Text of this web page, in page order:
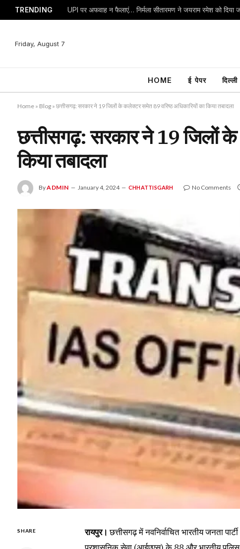
TRENDING
Friday, August 7
HOME ई पेपर
Home » Blog » छत्तीसगढ़: सरकार ने 19 जिलों के कलेक्टर समेत 89 वरिष्ठ अधिकारियों का किया तबादला
छत्तीसगढ़: सरकार ने 19 जिलों
किया तबादला
ByADMIN January 4, 2024 CHHATTISGARH No Comments
SHARE रायपुर।छत्तीसगढ़ में नवनिर्वाचित भारतीय जनता